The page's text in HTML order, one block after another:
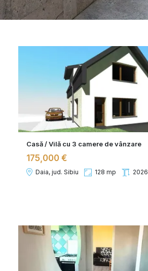
Casă / Vilă cu 3 camere de vânzare
175,000 €
Daia, jud. Sibiu 128 mp 2026